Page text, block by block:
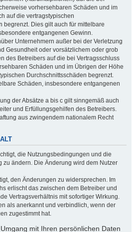
vorhersehbaren Schäden und im
auf die vertragstypischen
begrenzt. Dies gilt auch für mittelbare
entgangenen Gewinn.
Unternehmern außer bei der Verletzung
Gesundheit oder vorsätzlichem oder grob
des Betreibers auf die bei Vertragsschluss
Schäden und im Übrigen der Höhe
Durchschnittsschäden begrenzt.
Schäden, insbesondere entgangenen
der Absätze a bis c gilt sinngemäß auch
und Erfüllungsgehilfen des Betreibers.
aus zwingendem nationalem Recht
die Nutzungsbedingungen und die
zu ändern. Die Änderung wird dem Nutzer
den Änderungen zu widersprechen. Im
erlischt das zwischen dem Betreiber und
Vertragsverhältnis mit sofortiger Wirkung.
als anerkannt und verbindlich, wenn der
zugestimmt hat.
mit Ihren persönlichen Daten